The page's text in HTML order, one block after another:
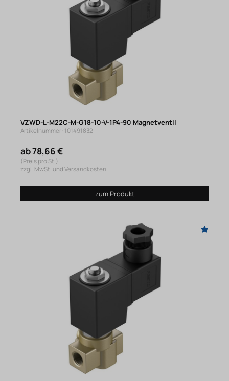
VZWD-L-M22C-M-G18-10-V-1P4-90 Magnetventil
Artikelnummer: 101491832
ab 78,66 €
(Preis pro St.)
zzgl. MwSt. und Versandkosten
zum Produkt